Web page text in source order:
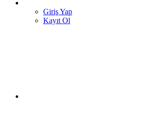
Giriş Yap
Kayıt Ol